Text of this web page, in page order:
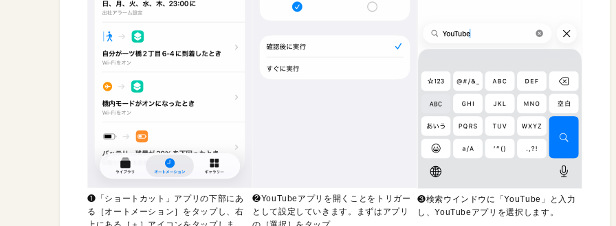
❶「ショートカット」アプリの下部にあ
る［オートメーション］をタップし、右
❷YouTubeアプリを開くことをトリガー
として設定していきます。まずはアプリ
❸検索ウインドウに「YouTube」と入力
し、YouTubeアプリを選択します。